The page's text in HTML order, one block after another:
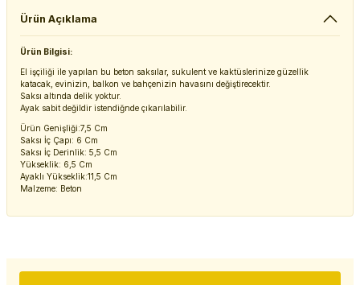
Ürün Açıklama
Ürün Bilgisi:
El işçiliği ile yapılan bu beton saksılar, sukulent ve kaktüslerinize güzellik
katacak, evinizin, balkon ve bahçenizin havasını değiştirecektir.
Saksı altında delik yoktur.
Ayak sabit değildir istendiğnde çıkarılabilir.
Ürün Genişliği:7,5 Cm
Saksı İç Çapı: 6 Cm
Saksı İç Derinlik: 5,5 Cm
Yükseklik: 6,5 Cm
Ayaklı Yükseklik:11,5 Cm
Malzeme: Beton